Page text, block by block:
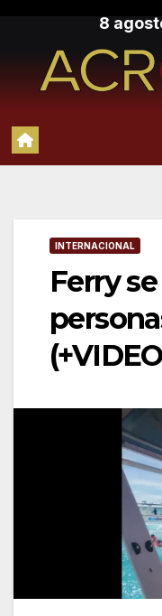
contenido
8
INTERNACIONAL
Ferry